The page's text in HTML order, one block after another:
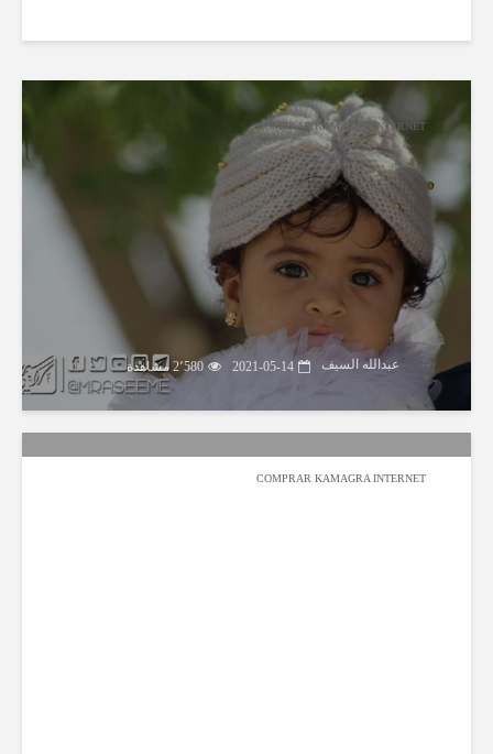
COMPRAR KAMAGRA INTERNET
عبدالله السيف 2021-05-14 2٬580 مشاهدة
COMPRAR KAMAGRA INTERNET